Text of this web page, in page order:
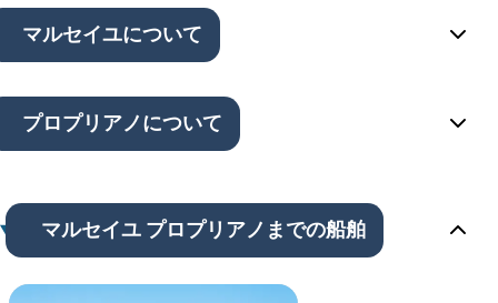
マルセイユについて
プロプリアノについて
マルセイユ プロプリアノまでの船舶